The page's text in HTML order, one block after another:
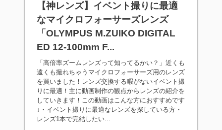
【神レンズ】イベント撮りに最適
なマイクロフォーサーズレンズ
「OLYMPUS M.ZUIKO DIGITAL
ED 12-100mm F...
「高倍率ズームレンズって知ってるかい？」近くも
遠くも撮れちゃうマイクロフォーサーズ用のレンズ
を買いました！レンズ交換する暇がないイベント撮
りに最適！主に動画制作の観点からレンズの紹介を
していきます！この動画はこんな方におすすめです
↓・イベント撮りに最適なレンズを探している方・
レンズ1本で完結したい...